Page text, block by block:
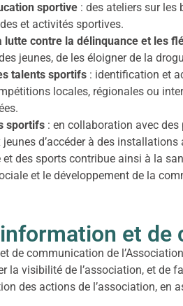
sportive : des ateliers sur les
et activités sportives.
lutte contre la délinquance et les
jeunes, de les éloigner de la
talents sportifs : identification et
locales, régionales ou
sportifs : en collaboration avec
d’accéder à des installations
des sports contribue ainsi à la
et le développement de la
et de
de communication de
la visibilité de l’association, et de
des actions de l’association, en